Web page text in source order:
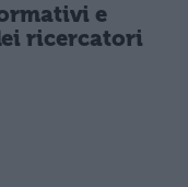
e
ricercatori